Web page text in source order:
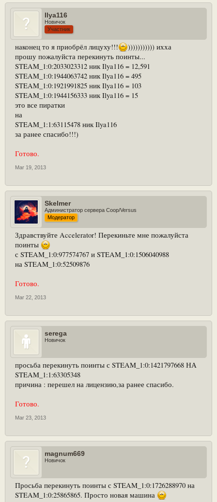
Ilya116
Новичок
Участник
наконец то я приобрёл лицуху!!!
))))))))))) ихха
прошу пожалуйста перекинуть поинты...
STEAM_1:0:2033023312 ник Ilya116 = 12,591
STEAM_1:0:1944063742 ник Ilya116 = 495
STEAM_1:0:1921991825 ник Ilya116 = 103
STEAM_1:0:1944156333 ник Ilya116 = 15
это все пиратки
на
STEAM_1:1:63115478 ник Ilya116
за ранее спасибо!!!)
Готово.
Mar 19, 2013
Skelmer
Администратор сервера Coop/Versus
Модератор
Здравствуйте Accelerator! Перекиньте мне пожалуйста
поинты
с STEAM_1:0:977574767 и STEAM_1:0:1506040988
на STEAM_1:0:52509876
Готово.
Mar 22, 2013
serega
Новичок
просьба перекинуть поинты с STEAM_1:0:1421797668 НА
STEAM_1:1:63305348
причина : перешел на лицензию,за ранее спасибо.
Готово.
Mar 23, 2013
magnum669
Новичок
Просьба перекинуть поинты с STEAM_1:0:1726288970 на
STEAM_1:0:25865865. Просто новая машина